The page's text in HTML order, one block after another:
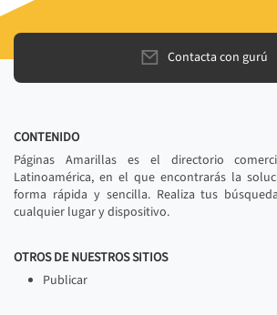
Contacta con gurú
CONTENIDO
Páginas Amarillas es el directorio
Latinoamérica, en el que encontrarás la
forma rápida y sencilla. Realiza tus
cualquier lugar y dispositivo.
OTROS DE NUESTROS SITIOS
Publicar